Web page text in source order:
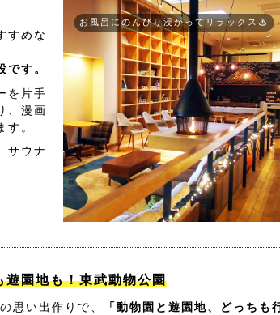
すめな
です。
を片手
、漫画
。
サウナ
お風呂にのんびり浸かってリラックス♨
遊園地も！東武動物公園
思い出作りで、
「動物園と遊園地、どっちも